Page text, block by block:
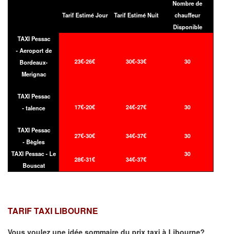
Tarif Estimé Jour Tarif Estimé Nuit
Nombre de
chauffeur
Disponible
TAXI Pessac
- Aeroport de
Bordeaux-
Merignac
23€-26€ 30€-33€ 30
TAXI Pessac
- talence
17€-20€ 24€-27€ 30
TAXI Pessac
- Bègles
27€-30€ 34€-37€ 30
TAXI Pessac - Le
Bouscat
28€-31€ 34€-37€
30
TARIF TAXI LIBOURNE